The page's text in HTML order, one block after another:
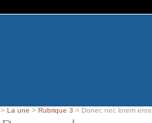
> La une > Rubrique 3 > Donec nec lorem eros